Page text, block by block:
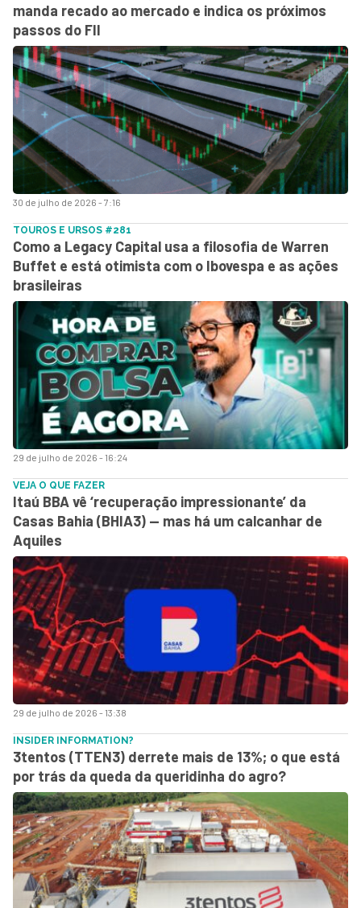
30 de julho de 2026 - 7:16
manda recado ao mercado e indica os próximos
passos do FII
29 de julho de 2026 - 16:24
TOUROS E URSOS #281
Como a Legacy Capital usa a filosofia de Warren
Buffet e está otimista com o Ibovespa e as ações
brasileiras
29 de julho de 2026 - 13:38
VEJA O QUE FAZER
Itaú BBA vê ‘recuperação impressionante’ da
Casas Bahia (BHIA3) — mas há um calcanhar de
Aquiles
INSIDER INFORMATION?
3tentos (TTEN3) derrete mais de 13%; o que está
por trás da queda da queridinha do agro?